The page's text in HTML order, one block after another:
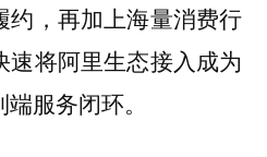
约，再加上海量消费行
速将阿里生态接入成为
服务闭环。